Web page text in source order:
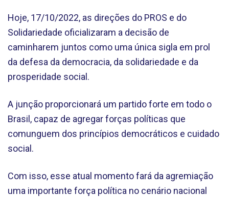
Hoje, 17/10/2022, as direções do PROS e do
Solidariedade oficializaram a decisão de
caminharem juntos como uma única sigla em prol
da defesa da democracia, da solidariedade e da
prosperidade social.
A junção proporcionará um partido forte em todo o
Brasil, capaz de agregar forças políticas que
comunguem dos princípios democráticos e cuidado
social.
Com isso, esse atual momento fará da agremiação
uma importante força política no cenário nacional